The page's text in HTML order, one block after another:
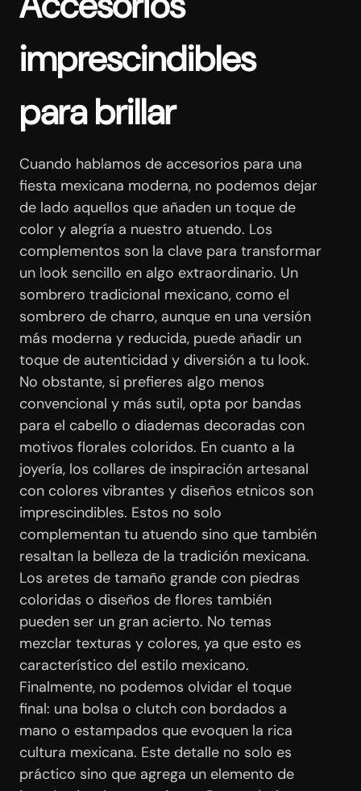
imprescindibles
para brillar
Cuando hablamos de accesorios para una
fiesta mexicana moderna, no podemos dejar
de lado aquellos que añaden un toque de
color y alegría a nuestro atuendo. Los
complementos son la clave para transformar
un look sencillo en algo extraordinario. Un
sombrero tradicional mexicano, como el
sombrero de charro, aunque en una versión
más moderna y reducida, puede añadir un
toque de autenticidad y diversión a tu look.
No obstante, si prefieres algo menos
convencional y más sutil, opta por bandas
para el cabello o diademas decoradas con
motivos florales coloridos. En cuanto a la
joyería, los collares de inspiración artesanal
con colores vibrantes y diseños etnicos son
imprescindibles. Estos no solo
complementan tu atuendo sino que también
resaltan la belleza de la tradición mexicana.
Los aretes de tamaño grande con piedras
coloridas o diseños de flores también
pueden ser un gran acierto. No temas
mezclar texturas y colores, ya que esto es
característico del estilo mexicano.
Finalmente, no podemos olvidar el toque
final: una bolsa o clutch con bordados a
mano o estampados que evoquen la rica
cultura mexicana. Este detalle no solo es
práctico sino que agrega un elemento de